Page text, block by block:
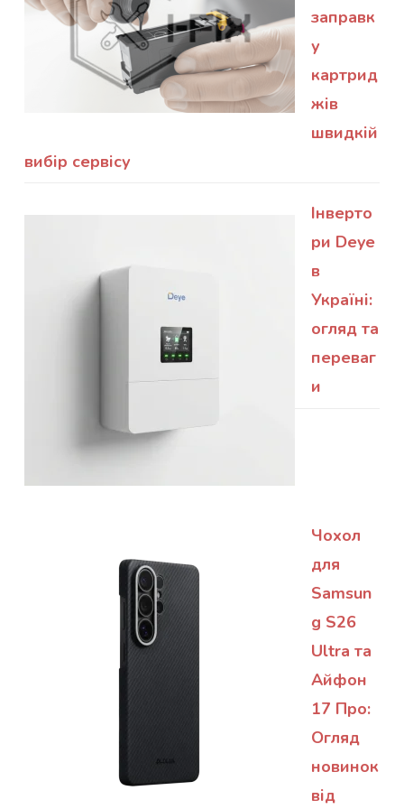
заправк
у
картрид
жів
швидкій
вибір сервісу
Інверто
ри Deye
в
Україні:
огляд та
переваг
и
Чохол
для
Samsun
g S26
Ultra та
Айфон
17 Про:
Огляд
новинок
від